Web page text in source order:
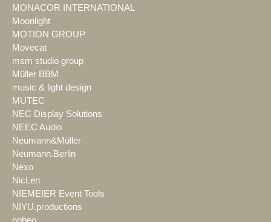
MONACOR INTERNATIONAL
Moonlight
MOTION GROUP
Movecat
msm studio group
Müller BBM
music & light design
MUTEC
NEC Display Solutions
NEEC Audio
Neumann&Müller
Neumann.Berlin
Nexo
NicLen
NIEMEIER Event Tools
NIYU.productions
nobeo